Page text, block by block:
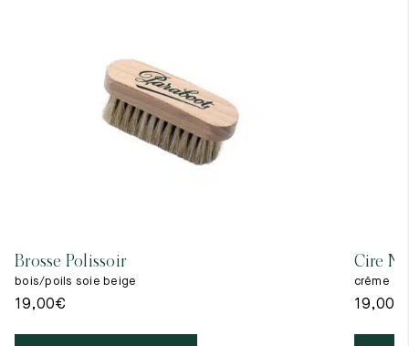
Brosse Polissoir
bois/poils soie beige
19,00€
Cire
crême
19,00